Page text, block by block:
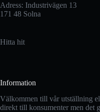
Adress: Industrivägen 13
171 48 Solna
Hitta hit
Information
Välkommen till vår utställning
direkt till konsumenter men det